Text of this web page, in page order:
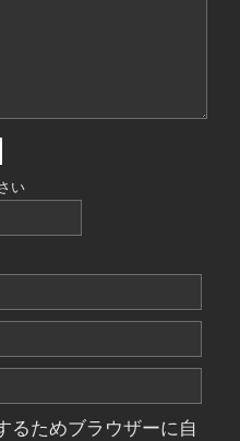
い
るためブラウザーに自